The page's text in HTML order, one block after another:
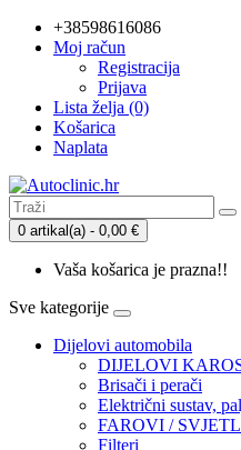
+38598616086
Moj račun
Registracija
Prijava
Lista želja (0)
Košarica
Naplata
0 artikal(a) - 0,00 €
Vaša košarica je prazna!!
Sve kategorije
Dijelovi automobila
DIJELOVI
Brisači i perači
Električni sustav,
FAROVI /
Filteri